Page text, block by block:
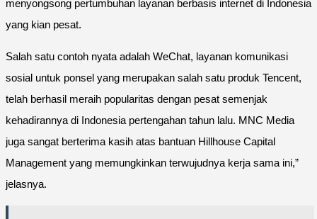
menyongsong pertumbuhan layanan berbasis internet di Indonesia
yang kian pesat.
Salah satu contoh nyata adalah WeChat, layanan komunikasi
sosial untuk ponsel yang merupakan salah satu produk Tencent,
telah berhasil meraih popularitas dengan pesat semenjak
kehadirannya di Indonesia pertengahan tahun lalu. MNC Media
juga sangat berterima kasih atas bantuan Hillhouse Capital
Management yang memungkinkan terwujudnya kerja sama ini,”
jelasnya.